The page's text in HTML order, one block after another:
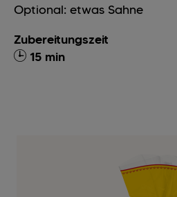
Optional: etwas Sahne
Zubereitungszeit
15 min